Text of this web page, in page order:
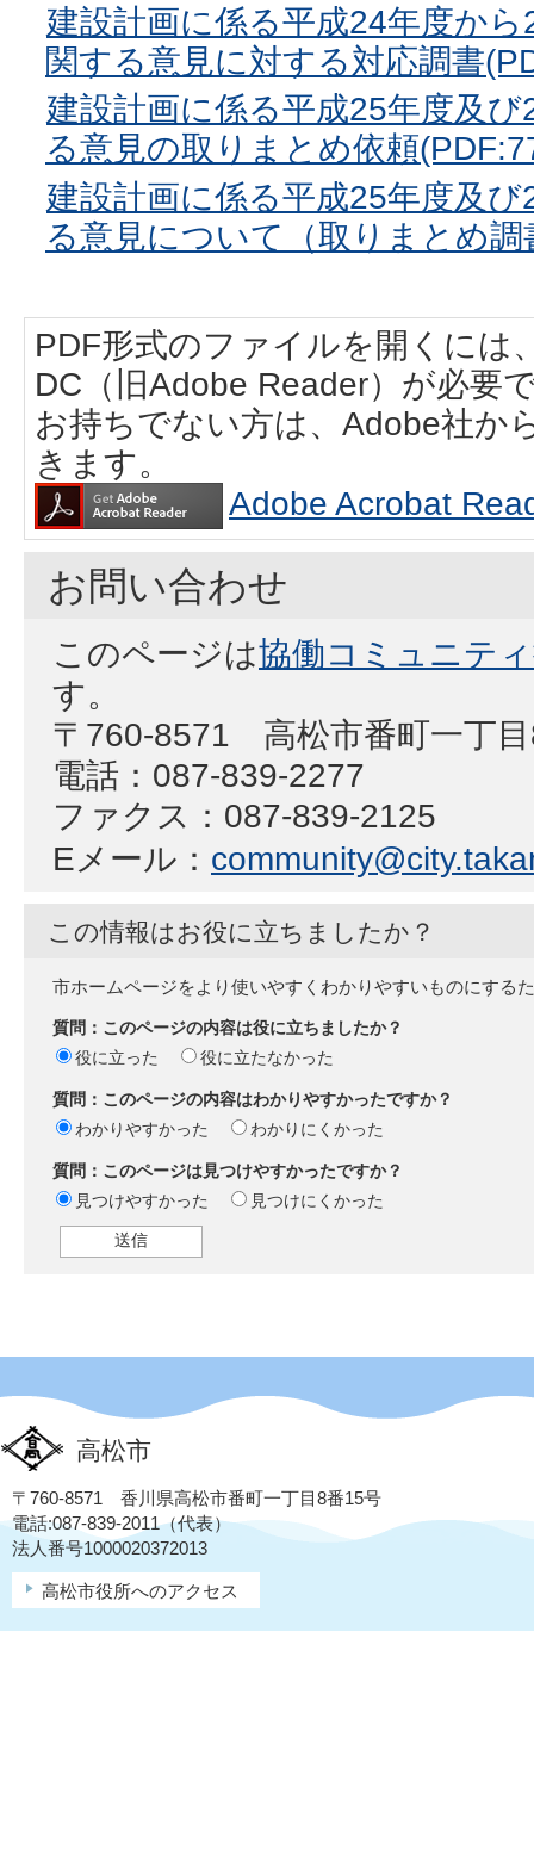
建設計画に係る平成24年度か
関する意見に対する対応調書
建設計画に係る平成25年度及
る意見の取りまとめ依頼
建設計画に係る平成25年度及
る意見について（取りまとめ
PDF形式のファイルを開くには
DC（旧Adobe Reader）が必要
お持ちでない方は、Adobe社か
きます。
Adobe Acrobat
お問い合わせ
このページは協働コミュニテ
す。
〒760-8571 高松市番町一丁
電話：087-839-2277
ファクス：087-839-2125
Eメール：
この情報はお役に立ちましたか？
市ホームページをより使いやすくわかりやすいものにする
質問：このページの内容は役に立ちましたか？
役に立った
役に立たなかった
質問：このページの内容はわかりやすかったですか？
わかりやすかった
わかりにくかった
質問：このページは見つけやすかったですか？
見つけやすかった
見つけにくかった
高松市
〒760-8571 香川県高松市番町一丁目8番15号
電話:087-839-2011（代表）
法人番号1000020372013
高松市役所へのアクセス